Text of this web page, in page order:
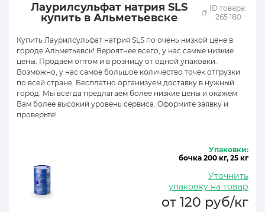
Лаурилсульфат натрия SLS
купить в Альметьевске
ID товара:
265 180
Купить Лаурилсульфат натрия SLS по очень низкой цене в
городе Альметьевск! Вероятнее всего, у нас самые низкие
цены. Продаем оптом и в розницу от одной упаковки.
Возможно, у нас самое большое количество точек отгрузки
по всей стране. Бесплатно организуем доставку в нужный
город. Мы всегда предлагаем более низкие цены и окажем
Вам более высокий уровень сервиса. Оформите заявку и
проверьте!
Упаковки:
бочка 200 кг, 25 кг
Уточнить
упаковку на товар
от 120 руб/кг